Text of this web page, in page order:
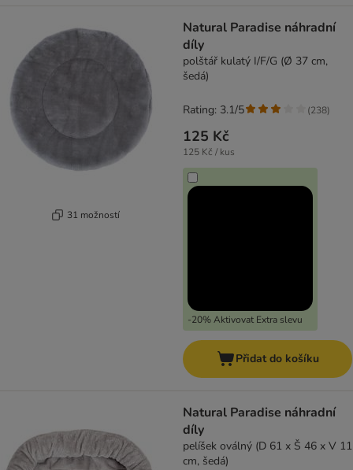
31 možností
Natural Paradise náhradní
díly
polštář kulatý I/F/G (Ø 37 cm,
šedá)
125 Kč
125 Kč / kus
-20% Aktivovat Extra slevu
Rating: 3.1/5 (238)
Přidat do košíku
Natural Paradise náhradní
díly
pelíšek oválný (D 61 x Š 46 x V 11
cm, šedá)